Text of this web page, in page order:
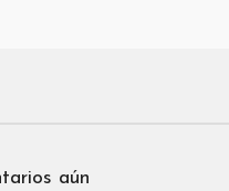
aún